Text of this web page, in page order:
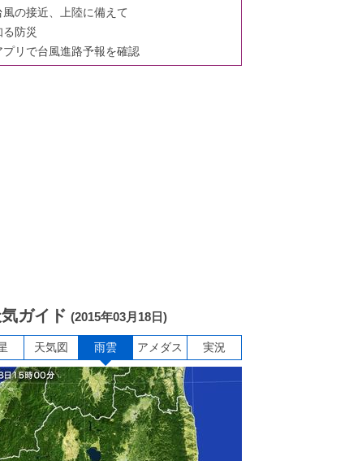
風の接近、上陸に備えて
る防災
プリで台風進路予報を確認
ガイド (2015年03月18日)
天気図 雨雲 アメダス 実況